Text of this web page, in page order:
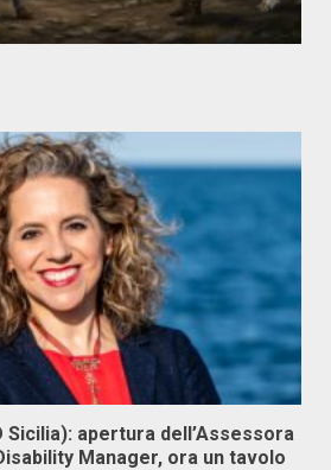
Sicilia): apertura dell’Assessora
Manager, ora un tavolo